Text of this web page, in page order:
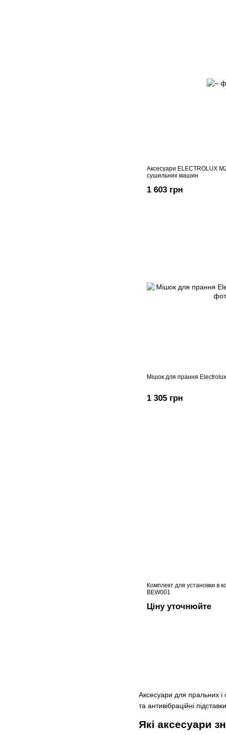
Аксесуари для пральних
та антивібраційні підставки.
Які аксесуари
Аксесуари ELECTROLUX
сушильних машин
1 603 грн
Мішок для прання
1 305 грн
Комплект для установки в
BEW001
Ціну уточнюйте